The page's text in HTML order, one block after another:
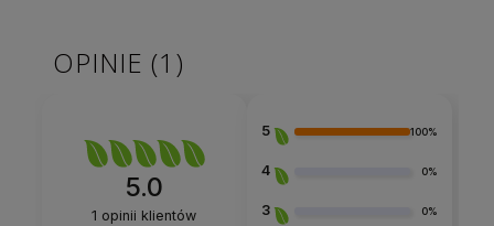
OPINIE (1)
5.0
1 opinii klientów
5 100%
4 0%
3 0%